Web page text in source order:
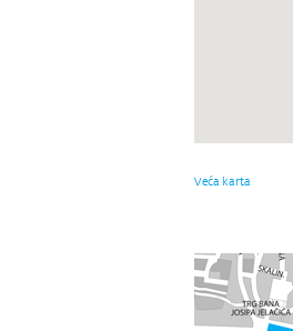
Veća karta